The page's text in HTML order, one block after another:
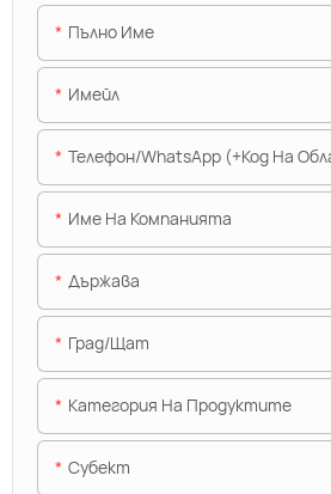
Пълно Име
Имейл
Телефон/WhatsApp (+Код На
Име На Компанията
Държава
Град/щат
Категория На Продуктите
Субект